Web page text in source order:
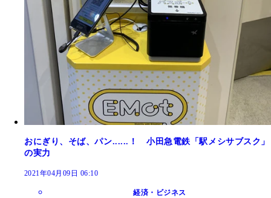
おにぎり、そば、パン......！ 小田急電鉄「駅メシサブスク」
の実力
2021年04月09日 06:10
経済・ビジネス